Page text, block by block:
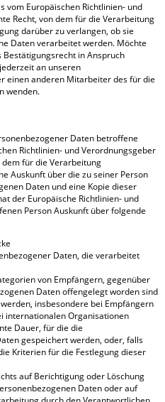
vom Europäischen Richtlinien- und
Recht, von dem für die Verarbeitung
darüber zu verlangen, ob sie
Daten verarbeitet werden. Möchte
in Anspruch
an unseren
einen anderen Mitarbeiter des für die
wenden.
Daten betroffene
Richtlinien- und Verordnungsgeber
für die Verarbeitung
Auskunft über die zu seiner Person
Daten und eine Kopie dieser
der Europäische Richtlinien- und
Person Auskunft über folgende
Daten, die verarbeitet
von Empfängern, gegenüber
Daten offengelegt worden sind
insbesondere bei Empfängern
internationalen Organisationen
Dauer, für die die
gespeichert werden, oder, falls
Kriterien für die Festlegung dieser
auf Berichtigung oder Löschung
Daten oder auf